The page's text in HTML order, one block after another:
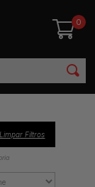
0
Limpar Filtros